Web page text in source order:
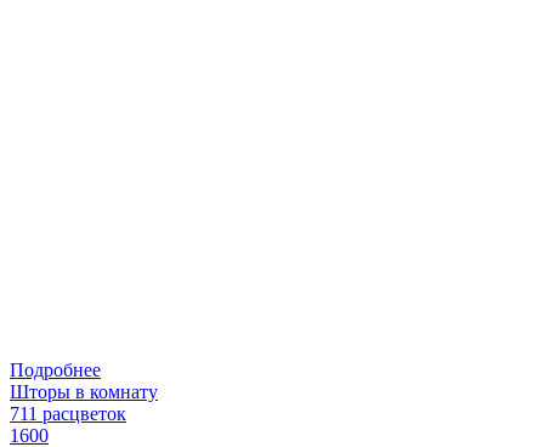
Подробнее
Шторы в комнату
711 расцветок
1600